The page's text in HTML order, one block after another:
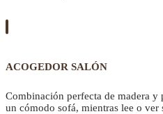
ACOGEDOR SALÓN
Combinación perfecta de madera y
un cómodo sofá, mientras lee o